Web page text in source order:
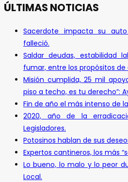
ÚLTIMAS NOTICIAS
Sacerdote impacta su
falleció.
Saldar deudas, estabilidad
fumar, entre los propósitos de
Misión cumplida, 25 mil
piso a techo, es tu derecho”:
Fin de año el más intenso de
2020, año de la
Legisladores.
Potosinos hablan de sus
Expertos cantineros, los más
Lo bueno, lo malo y lo peor
Local.